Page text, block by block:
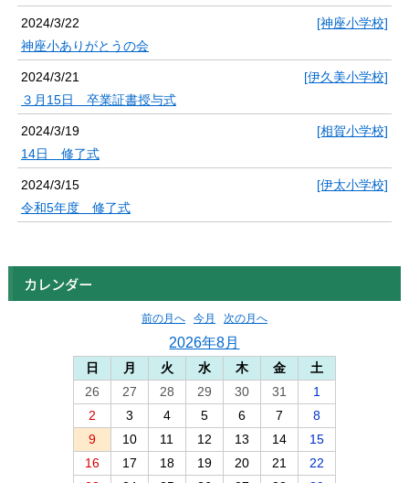
2024/3/22
[神座小学校]
神座小ありがとうの会
2024/3/21
[伊久美小学校]
３月15日 卒業証書授与式
2024/3/19
[相賀小学校]
14日 修了式
2024/3/15
[伊太小学校]
令和5年度 修了式
カレンダー
前の月へ 今月 次の月へ
2026年8月
日 月 火 水 木 金
土
26
27 28 29 30 31
1
2
3 4 5 6 7
8
9
10 11 12 13 14
15
16
17 18 19 20 21
22